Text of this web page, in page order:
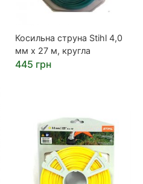
Косильна струна Stihl 4,0
мм х 27 м, кругла
445 грн